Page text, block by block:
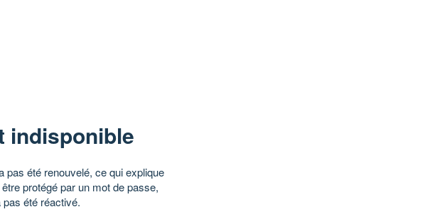
indisponible
pas été renouvelé, ce qui explique
protégé par un mot de passe,
pas été réactivé.